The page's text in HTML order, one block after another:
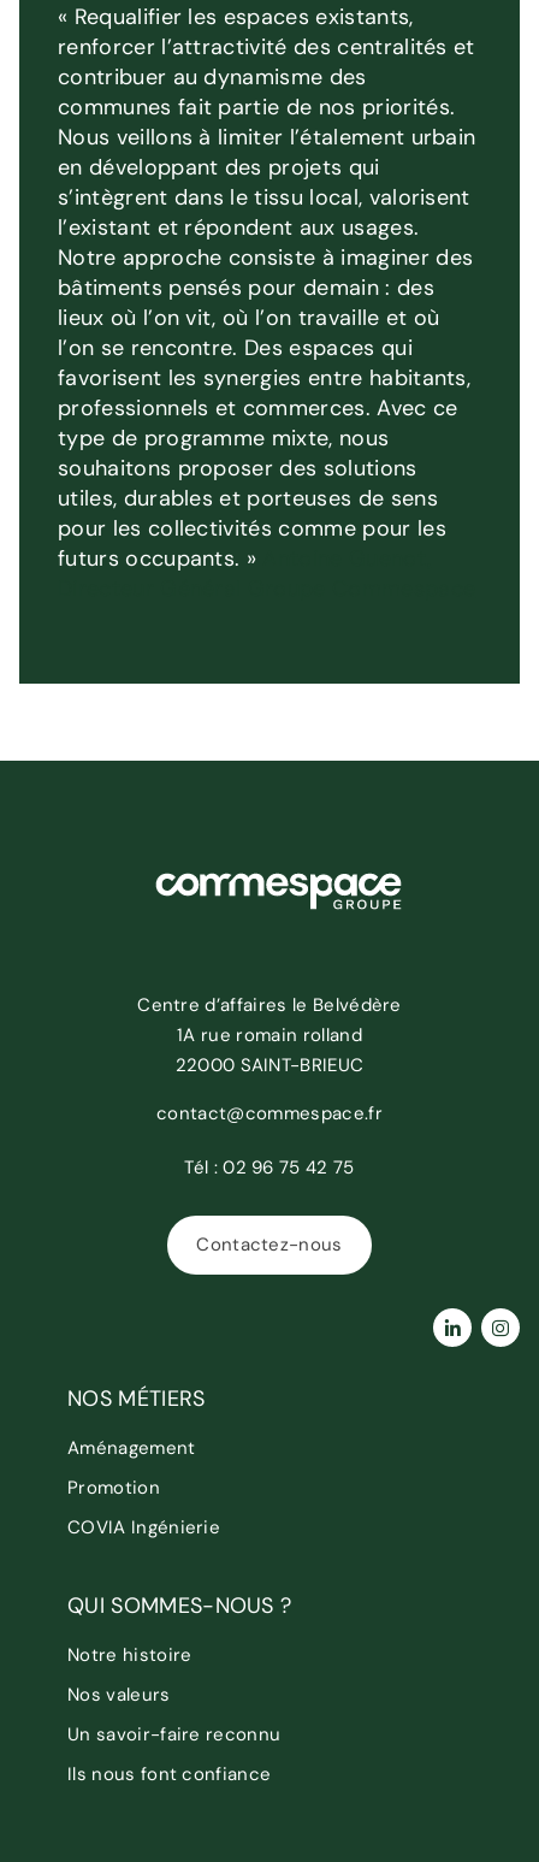
« Requalifier les espaces existants,
renforcer l’attractivité des centralités et
contribuer au dynamisme des
communes fait partie de nos priorités.
Nous veillons à limiter l’étalement urbain
en développant des projets qui
s’intègrent dans le tissu local, valorisent
l’existant et répondent aux usages.
Notre approche consiste à imaginer des
bâtiments pensés pour demain : des
lieux où l’on vit, où l’on travaille et où
l’on se rencontre. Des espaces qui
favorisent les synergies entre habitants,
professionnels et commerces. Avec ce
type de programme mixte, nous
souhaitons proposer des solutions
utiles, durables et porteuses de sens
pour les collectivités comme pour les
futurs occupants. »
Centre d’affaires le Belvédère
1A rue romain rolland
22000 SAINT-BRIEUC
contact@commespace.fr
Tél :02 96 75 42 75
Contactez-nous
NOS MÉTIERS
Aménagement
Promotion
COVIA Ingénierie
QUI SOMMES-NOUS ?
Notre histoire
Nos valeurs
Un savoir-faire reconnu
Ils nous font confiance